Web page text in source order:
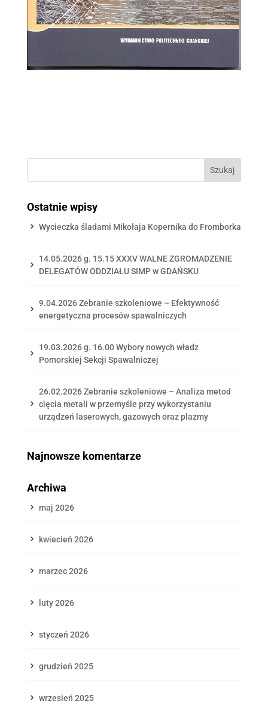
Ostatnie wpisy
Wycieczka śladami Mikołaja Kopernika do Fromborka
14.05.2026 g. 15.15 XXXV WALNE ZGROMADZENIE
DELEGATÓW ODDZIAŁU SIMP w GDAŃSKU
9.04.2026 Zebranie szkoleniowe – Efektywność
energetyczna procesów spawalniczych
19.03.2026 g. 16.00 Wybory nowych władz
Pomorskiej Sekcji Spawalniczej
26.02.2026 Zebranie szkoleniowe – Analiza metod
cięcia metali w przemyśle przy wykorzystaniu
urządzeń laserowych, gazowych oraz plazmy
Najnowsze komentarze
Archiwa
maj 2026
kwiecień 2026
marzec 2026
luty 2026
styczeń 2026
grudzień 2025
wrzesień 2025